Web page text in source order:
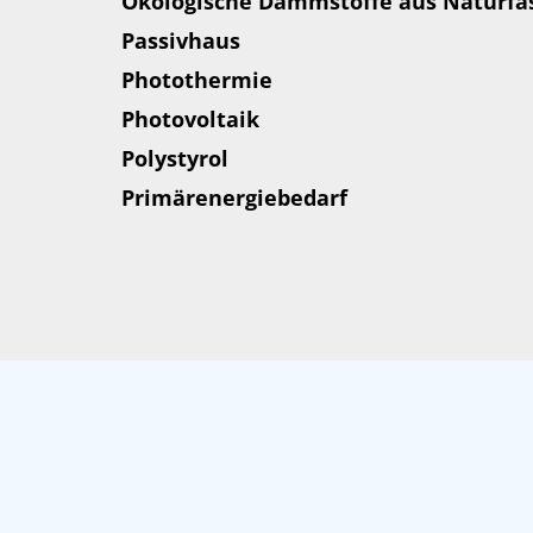
Passivhaus
Photothermie
Photovoltaik
Polystyrol
Primärenergiebedarf